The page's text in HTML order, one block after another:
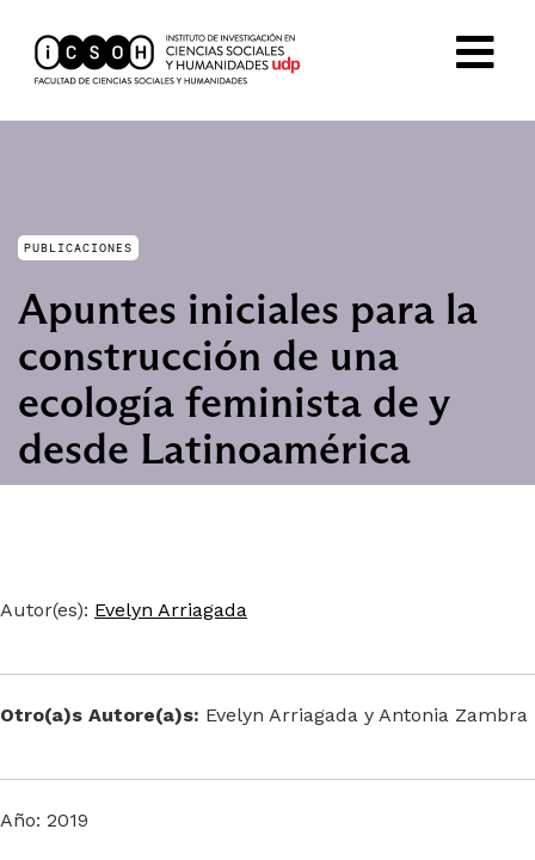
PUBLICACIONES
Apuntes iniciales para la
construcción de una
ecología feminista de y
desde Latinoamérica
Autor(es): Evelyn Arriagada
Otro(a)s Autore(a)s: Evelyn Arriagada y Antonia Zambra
Año: 2019